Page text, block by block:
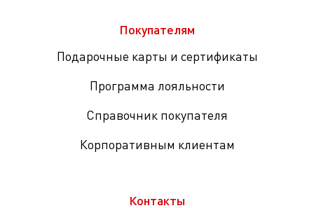
Покупателям
Подарочные карты и сертификаты
Программа лояльности
Справочник покупателя
Корпоративным клиентам
Контакты